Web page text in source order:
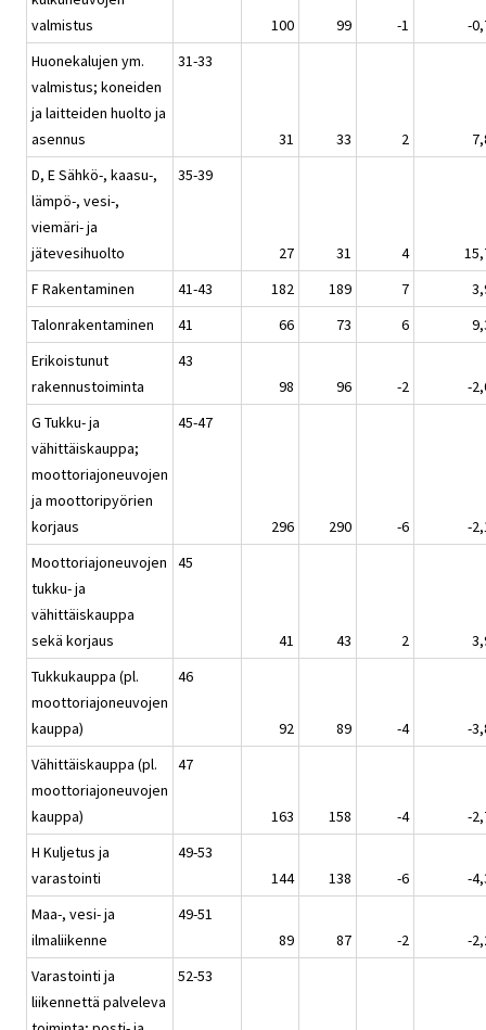
valmistus
100 99 -1
-
Huonekalujen ym.
valmistus; koneiden
ja laitteiden huolto ja
asennus
31-33
31 33 2
D, E Sähkö-, kaasu-,
lämpö-, vesi-,
viemäri- ja
jätevesihuolto
35-39
27 31 4
F Rakentaminen
41-43 182 189 7
Talonrakentaminen
41 66 73 6
Erikoistunut
rakennustoiminta
43
98
96 -2
-
G Tukku- ja
vähittäiskauppa;
moottoriajoneuvojen
ja moottoripyörien
korjaus
45-47
296 290 -6
-
Moottoriajoneuvojen
tukku- ja
vähittäiskauppa
sekä korjaus
45
41 43 2
Tukkukauppa (pl.
moottoriajoneuvojen
kauppa)
46
92 89 -4
-
Vähittäiskauppa (pl.
moottoriajoneuvojen
kauppa)
47
163 158 -4
-
H Kuljetus ja
varastointi
49-53
144
138 -6
-
Maa-, vesi- ja
ilmaliikenne
49-51
89
87 -2
-
Varastointi ja
liikennettä palveleva
52-53